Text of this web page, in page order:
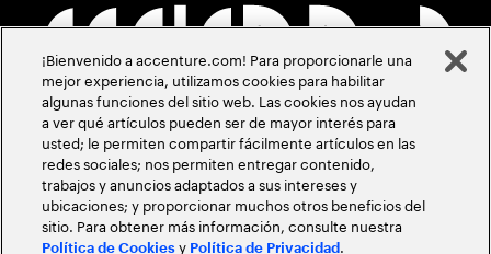
¡Bienvenido a accenture.com! Para proporcionarle una
mejor experiencia, utilizamos cookies para habilitar
algunas funciones del sitio web. Las cookies nos ayudan
a ver qué artículos pueden ser de mayor interés para
usted; le permiten compartir fácilmente artículos en las
redes sociales; nos permiten entregar contenido,
trabajos y anuncios adaptados a sus intereses y
ubicaciones; y proporcionar muchos otros beneficios del
sitio. Para obtener más información, consulte nuestra
Política de Cookies y Política de Privacidad .